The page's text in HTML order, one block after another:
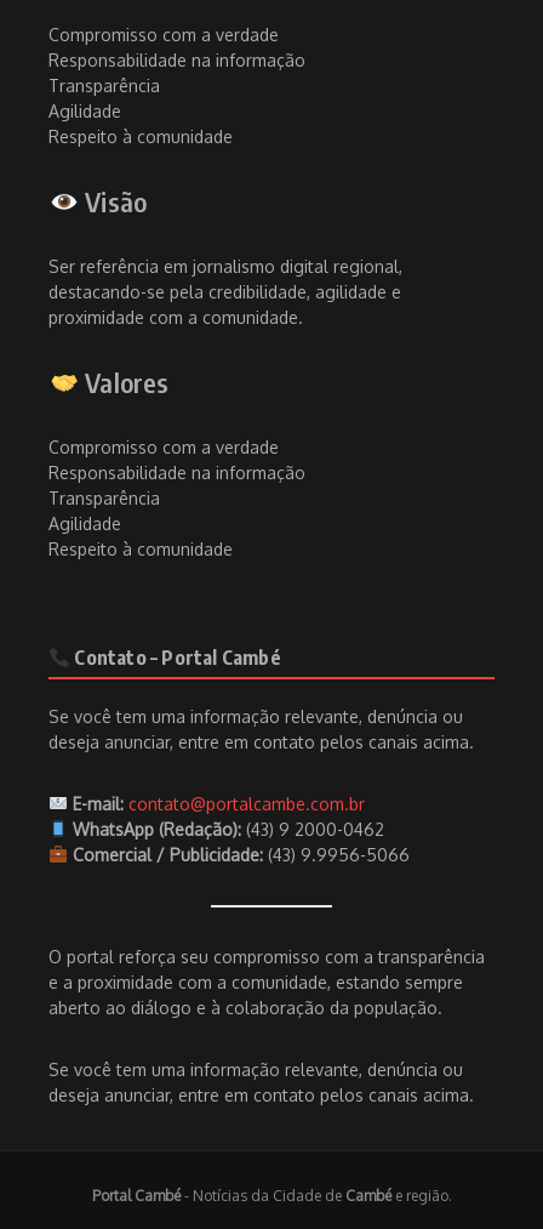
Compromisso com a verdade
Responsabilidade na informação
Transparência
Agilidade
Respeito à comunidade
Visão
Ser referência em jornalismo digital regional,
destacando-se pela credibilidade, agilidade e
proximidade com a comunidade.
Valores
Compromisso com a verdade
Responsabilidade na informação
Transparência
Agilidade
Respeito à comunidade
Contato – Portal Cambé
Se você tem uma informação relevante, denúncia ou
deseja anunciar, entre em contato pelos canais acima.
E-mail: contato@portalcambe.com.br
WhatsApp (Redação):(43) 9 2000-0462
Comercial / Publicidade:(43) 9.9956-5066
O portal reforça seu compromisso com a transparência
e a proximidade com a comunidade, estando sempre
aberto ao diálogo e à colaboração da população.
Se você tem uma informação relevante, denúncia ou
deseja anunciar, entre em contato pelos canais acima.
Portal Cambé- Notícias da Cidade de Cambée região.